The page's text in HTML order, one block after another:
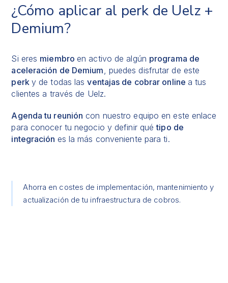
¿Cómo aplicar al perk de Uelz +
Demium?
Si eres miembroen activo de algún programa de
aceleración de Demium , puedes disfrutar de este
perk y de todas lasventajas de cobrar online a tus
clientes a través de Uelz.
Agenda tu reunión con nuestro equipo en este enlace
para conocer tu negocio y definir quétipo de
integración es la más conveniente para ti.
Ahorra en costes de implementación, mantenimiento y
actualización de tu infraestructura de cobros.